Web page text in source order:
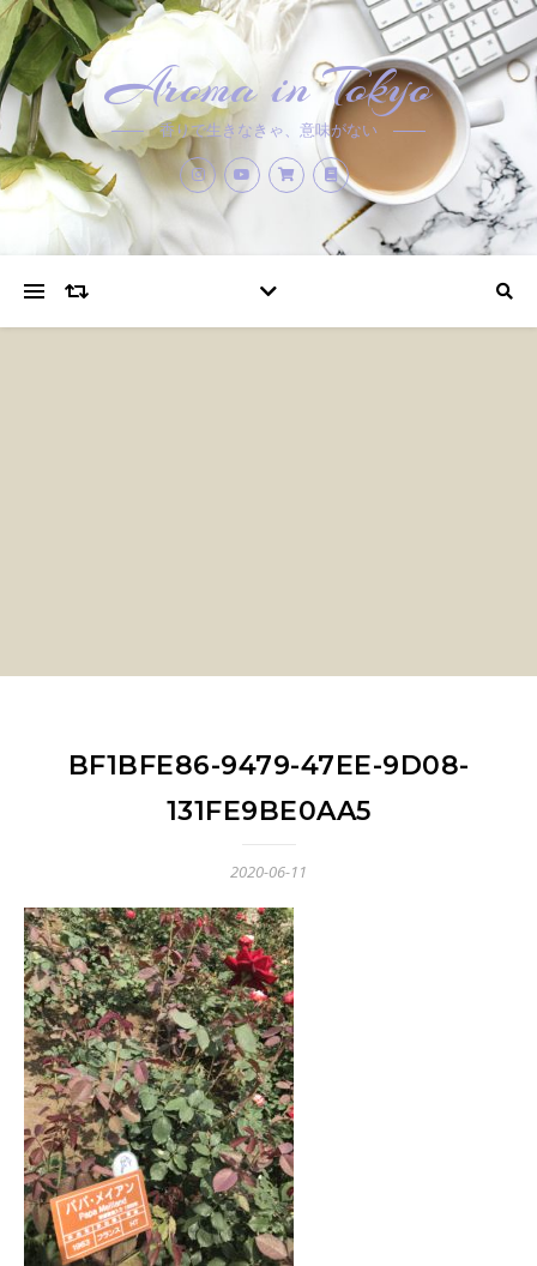
Aroma in Tokyo
香りで生きなきゃ、意味がない
BF1BFE86-9479-47EE-9D08-
131FE9BE0AA5
2020-06-11